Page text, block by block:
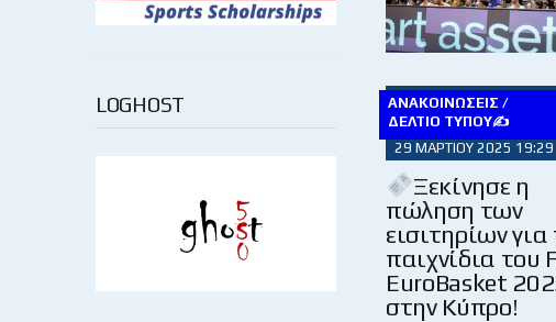
LOGHOST
ΑΝΑΚΟΙΝΏΣΕΙΣ /
ΔΕΛΤΊΟ ΤΎΠΟΥ✍
29 ΜΑΡΤΊΟΥ 2025 19:29
Ξεκίνησε η
πώληση των
εισιτηρίων για
παιχνίδια του
EuroBasket
στην Κύπρο!